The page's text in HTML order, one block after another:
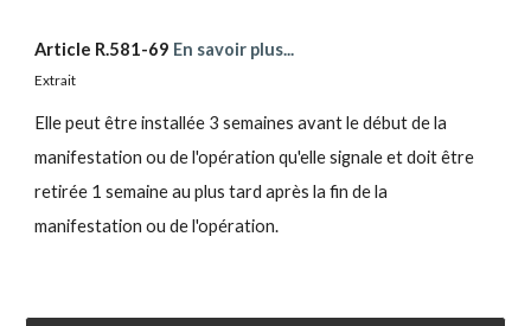
Article R.581-69 En savoir plus...
Extrait
Ellepeut être installée 3 semaines avant le début de la
manifestation ou de l'opération qu'elle signale et doit être
retirée 1 semaine au plus tard après la fin de la
manifestation ou de l'opération.